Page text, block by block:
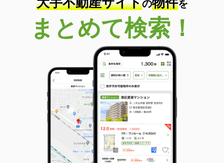
石川県白山市宮永市町
価 格
6.60万円
石川県白山市宮永市町
49.68m²
間取り
2DK
石川県白山市美川神幸町
価 格
6.20万円
住 所
石川県白山市美川神幸町
専有面積 73.75m²
間取り
3LDK
の を
まとめて検索！